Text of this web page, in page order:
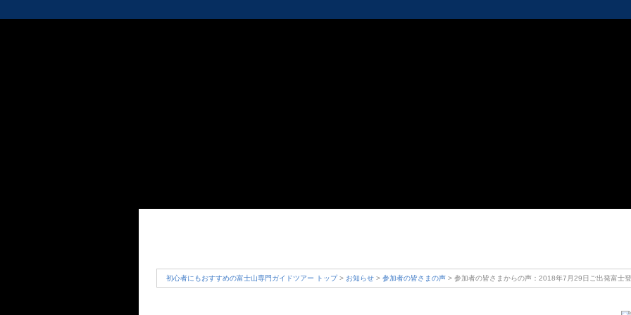
初心者にもおすすめの富士山専門ガイドツアー トップ> お知らせ > 参加者の皆さまの声 > 参加者の皆さまからの声：2018年7月29日ご出発富士